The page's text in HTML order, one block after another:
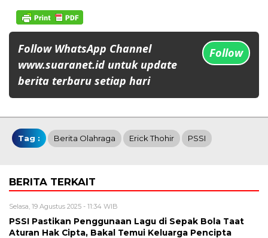
Follow WhatsApp Channel
www.suaranet.id untuk update
berita terbaru setiap hari
Follow
Tag : Berita Olahraga Erick Thohir PSSI
BERITA TERKAIT
Selasa, 19 Agustus 2025 - 11:34 WIB
PSSI Pastikan Penggunaan Lagu di Sepak Bola Taat
Aturan Hak Cipta, Bakal Temui Keluarga Pencipta